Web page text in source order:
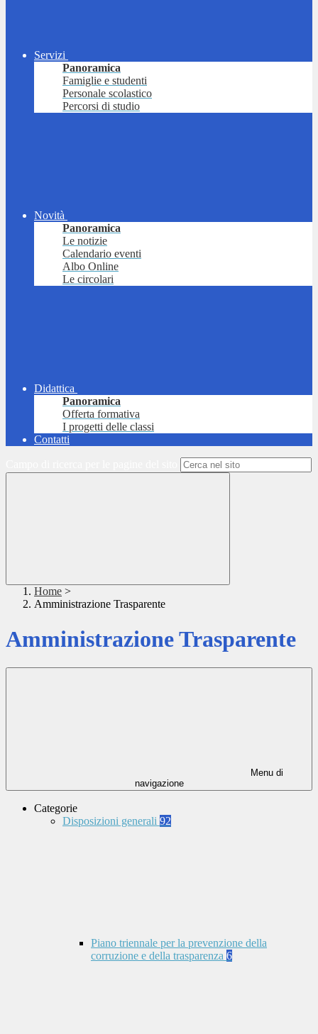
Servizi
Panoramica
Famiglie e studenti
Personale scolastico
Percorsi di studio
Novità
Panoramica
Le notizie
Calendario eventi
Albo Online
Le circolari
Didattica
Panoramica
Offerta formativa
I progetti delle classi
Contatti
Home >
Amministrazione Trasparente
Amministrazione Trasparente
Menu di
navigazione
Categorie
Disposizioni generali 92
Piano triennale per la prevenzione della
corruzione e della trasparenza 6